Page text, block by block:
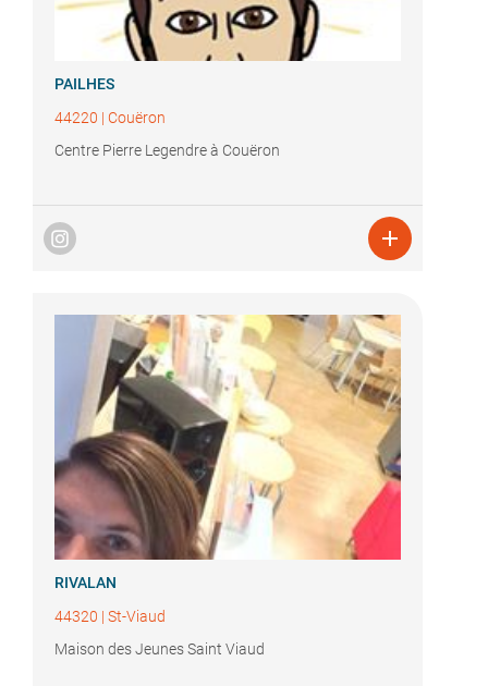
PAILHES
44220 | Couëron
Centre Pierre Legendre à Couëron

RIVALAN
44320 | St-Viaud
Maison des Jeunes Saint Viaud